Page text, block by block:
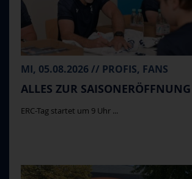
MI, 05.08.2026 // PROFIS, FANS
ALLES ZUR SAISONERÖFFNUNG
ERC-Tag startet um 9 Uhr ...